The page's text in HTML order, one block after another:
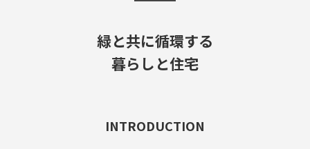
緑と共に循環する
暮らしと住宅
INTRODUCTION